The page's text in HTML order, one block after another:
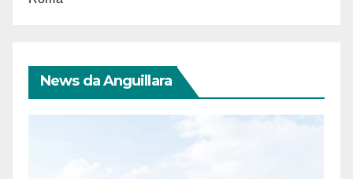
News da Anguillara